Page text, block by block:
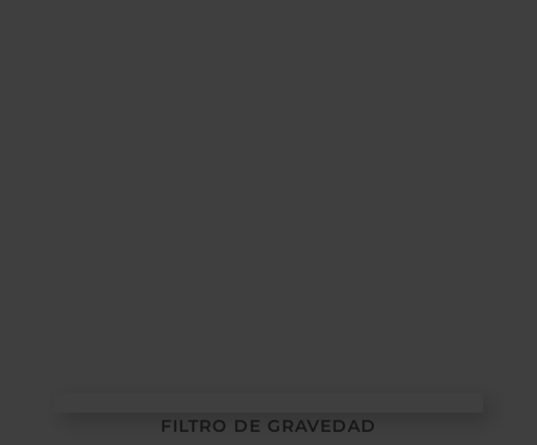
FILTRO DE GRAVEDAD